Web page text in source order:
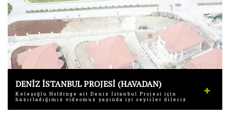
DENİZ İSTANBUL PROJESİ (HAVADAN)
Keleşoğlu Holdinge ait Deniz İstanbul Projesi için
hazırladığımız videomuz yayında iyi seyirler dileriz